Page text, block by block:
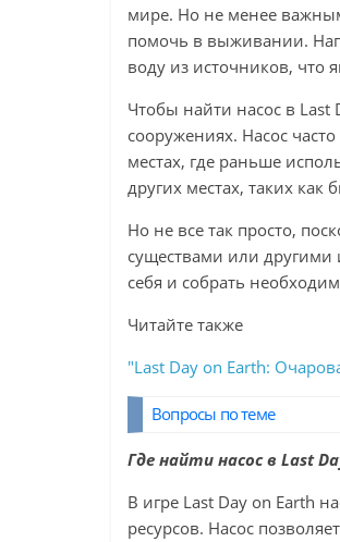
мире. Но не менее
помочь в выживании.
воду из источников,
Чтобы найти насос в Last
сооружениях. Насос
местах, где раньше
других местах, таких
Но не все так просто,
существами или
себя и собрать
Читайте также
"Last Day on Earth:
Вопросы по теме
Где найти насос в Last
В игре Last Day on Earth
ресурсов. Насос